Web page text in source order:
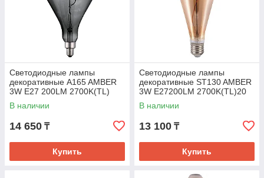
Светодиодные лампы
декоративные A165 AMBER
3W E27 200LM 2700K(TL)
В наличии
14 650 ₸
Купить
Светодиодные лампы
декоративные ST130 AMBER
3W E27200LM 2700K(TL)20
В наличии
13 100 ₸
Купить